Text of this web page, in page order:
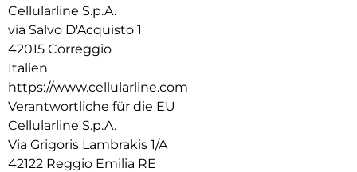
Cellularline S.p.A.
via Salvo D'Acquisto 1
42015 Correggio
Italien
https://www.cellularline.com
Verantwortliche für die EU
Cellularline S.p.A.
Via Grigoris Lambrakis 1/A
42122 Reggio Emilia RE